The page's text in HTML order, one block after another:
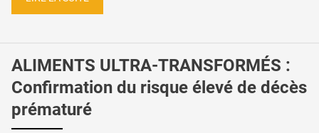
ALIMENTS ULTRA-TRANSFORMÉS :
Confirmation du risque élevé de décès
prématuré